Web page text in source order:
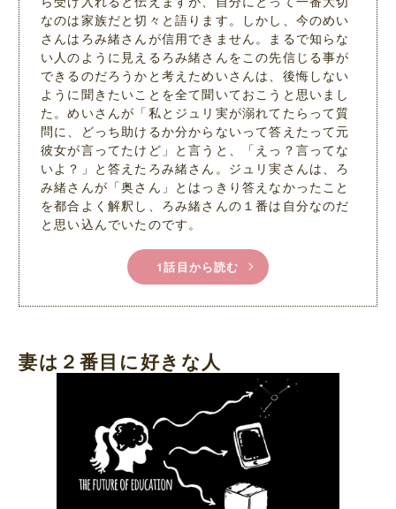
なのは家族だと切々と語ります。しかし、今のめい
さんはろみ緒さんが信用できません。まるで知らな
い人のように見えるろみ緒さんをこの先信じる事が
できるのだろうかと考えためいさんは、後悔しない
ように聞きたいことを全て聞いておこうと思いまし
た。めいさんが「私とジュリ実が溺れてたらって質
問に、どっち助けるか分からないって答えたって元
彼女が言ってたけど」と言うと、「えっ？言ってな
いよ？」と答えたろみ緒さん。ジュリ実さんは、ろ
み緒さんが「奥さん」とはっきり答えなかったこと
を都合よく解釈し、ろみ緒さんの１番は自分なのだ
と思い込んでいたのです。
1話目から読む
妻は２番目に好きな人